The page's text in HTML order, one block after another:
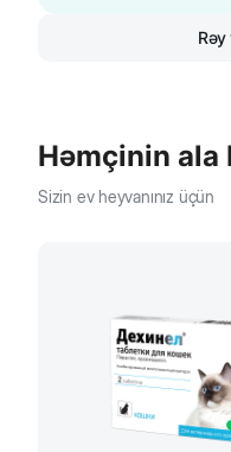
Rəy
Həmçinin
Sizin ev heyvanınız üçün